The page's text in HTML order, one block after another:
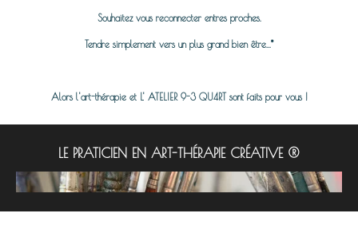
Souhaitez vous reconnecter entres proches.
Tendre simplement vers un plus grand bien être...*
Alors l'art-thérapie et L' ATELIER 9-3 QU4RT sont faits pour vous !
LE PRATICIEN EN ART-THÉRAPIE CRÉATIVE ®